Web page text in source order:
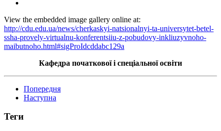
View the embedded image gallery online at:
http://cdu.edu.ua/news/cherkaskyi-natsionalnyi-ta-universytet-betel-
ssha-provely-virtualnu-konferentsiiu-z-pobudovy-inkliuzyvnoho-
maibutnoho.html#sigProIdcddabc129a
Кафедра початковоїі спеціальної освіти
Попередня
Наступна
Теги